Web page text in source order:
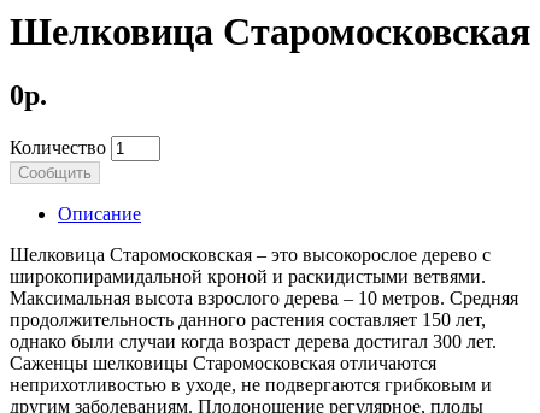
Шелковица Старомосковская
0р.
Количество
Сообщить
Описание
Шелковица Старомосковская – это высокорослое дерево с
широкопирамидальной кроной и раскидистыми ветвями.
Максимальная высота взрослого дерева – 10 метров. Средняя
продолжительность данного растения составляет 150 лет,
однако были случаи когда возраст дерева достигал 300 лет.
Саженцы шелковицы Старомосковская отличаются
неприхотливостью в уходе, не подвергаются грибковым и
другим заболеваниям. Плодоношение регулярное, плоды